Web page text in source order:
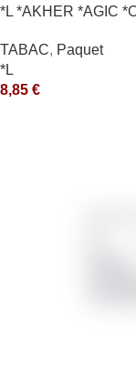
*L *AKHER *AGIC
TABAC, Paquet
*L
8,85 €